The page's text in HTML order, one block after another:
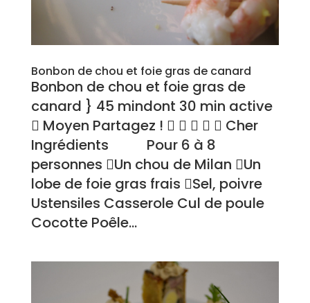
Bonbon de chou et foie gras de canard
Bonbon de chou et foie gras de
canard } 45 mindont 30 min active
 Moyen Partagez !      Cher
Ingrédients Pour 6 à 8
personnes Un chou de Milan Un
lobe de foie gras frais Sel, poivre
Ustensiles Casserole Cul de poule
Cocotte Poêle...